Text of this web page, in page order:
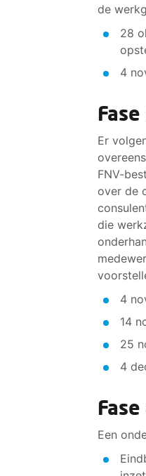
de
28
4
Er
FNV-
over de
die
4
14
25
4
Een